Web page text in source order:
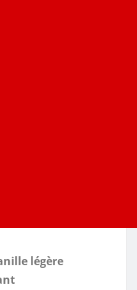
légère